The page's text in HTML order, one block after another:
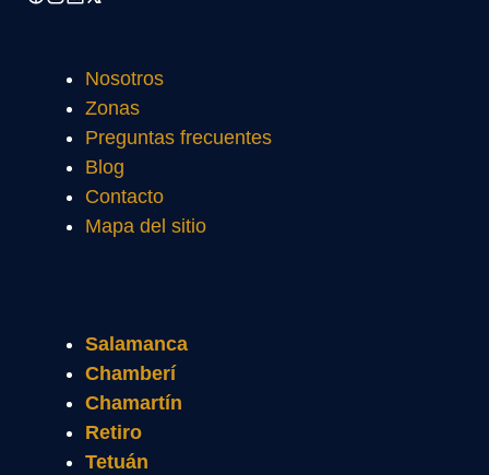
Nosotros
Zonas
Preguntas frecuentes
Blog
Contacto
Mapa del sitio
Salamanca
Chamberí
Chamartín
Retiro
Tetuán